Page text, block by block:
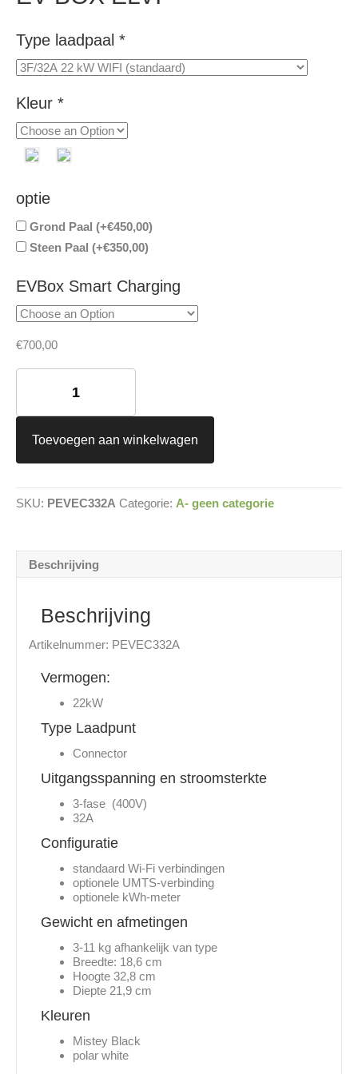
Type laadpaal *
Kleur *
optie
Grond Paal (+€450,00)
Steen Paal (+€350,00)
EVBox Smart Charging
€700,00
EV-
aantal
Toevoegen aan winkelwagen
SKU: PEVEC332A Categorie: A- geen categorie
Beschrijving
Beschrijving
Artikelnummer: PEVEC332A
Vermogen:
22kW
Type Laadpunt
Connector
Uitgangsspanning en stroomsterkte
3-fase (400V)
32A
Configuratie
standaard Wi-Fi verbindingen
optionele UMTS-verbinding
optionele kWh-meter
Gewicht en afmetingen
3-11 kg afhankelijk van type
Breedte: 18,6 cm
Hoogte 32,8 cm
Diepte 21,9 cm
Kleuren
Mistey Black
polar white